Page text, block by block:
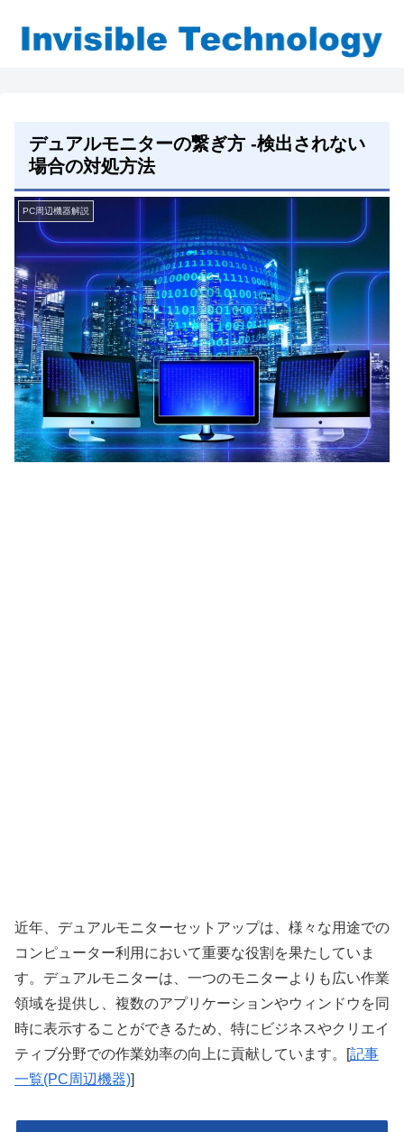
デュアルモニターの繋ぎ方 -検出されない
場合の対処方法
PC周辺機器解説
近年、デュアルモニターセットアップは、様々な用途での
コンピューター利用において重要な役割を果たしていま
す。デュアルモニターは、一つのモニターよりも広い作業
領域を提供し、複数のアプリケーションやウィンドウを同
時に表示することができるため、特にビジネスやクリエイ
ティブ分野での作業効率の向上に貢献しています。[記事
一覧(PC周辺機器)]